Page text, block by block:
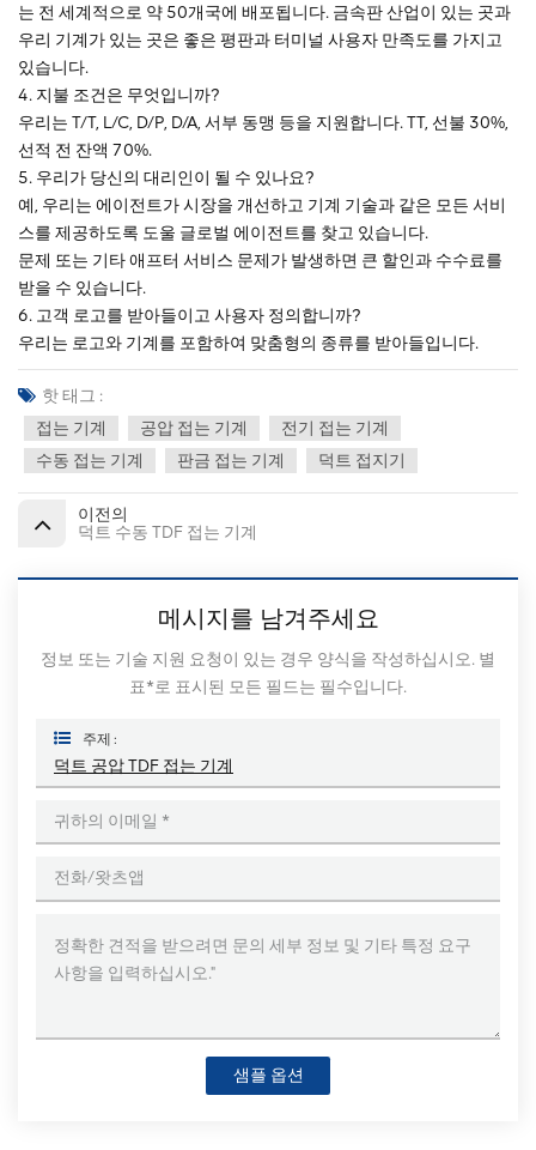
는 전 세계적으로 약 50개국에 배포됩니다. 금속판 산업이 있는 곳과
우리 기계가 있는 곳은 좋은 평판과 터미널 사용자 만족도를 가지고
있습니다.
4. 지불 조건은 무엇입니까?
우리는 T/T, L/C, D/P, D/A, 서부 동맹 등을 지원합니다. TT, 선불 30%,
선적 전 잔액 70%.
5. 우리가 당신의 대리인이 될 수 있나요?
예, 우리는 에이전트가 시장을 개선하고 기계 기술과 같은 모든 서비
스를 제공하도록 도울 글로벌 에이전트를 찾고 있습니다.
문제 또는 기타 애프터 서비스 문제가 발생하면 큰 할인과 수수료를
받을 수 있습니다.
6. 고객 로고를 받아들이고 사용자 정의합니까?
우리는 로고와 기계를 포함하여 맞춤형의 종류를 받아들입니다.
핫 태그 :
접는 기계
공압 접는 기계
전기 접는 기계
수동 접는 기계
판금 접는 기계 덕트 접지기
이전의
덕트 수동 TDF 접는 기계
메시지를 남겨주세요
정보 또는 기술 지원 요청이 있는 경우 양식을 작성하십시오. 별
표*로 표시된 모든 필드는 필수입니다.
주제 :
덕트 공압 TDF 접는 기계
샘플 옵션